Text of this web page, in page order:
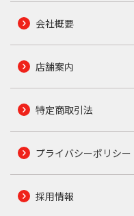
会社概要
店舗案内
特定商取引法
プライバシーポリシー
採用情報